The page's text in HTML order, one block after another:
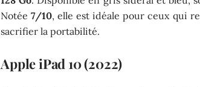
Notée7/10, elle est idéale pour ceux qui
sacrifier la portabilité.
Apple iPad 10 (2022)